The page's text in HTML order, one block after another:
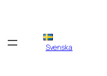
Svenska